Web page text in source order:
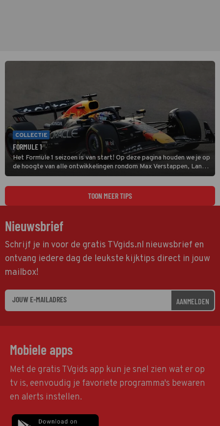
COLLECTIE
FORMULE 1
Het Formule 1 seizoen is van start! Op deze pagina houden we je op
de hoogte van alle ontwikkelingen rondom Max Verstappen, Lando
Norris en alle andere coureurs en GP's.
TOON MEER TIPS
Nieuwsbrief
Schrijf je in voor de gratis TVgids.nl nieuwsbrief en
ontvang iedere dag de leukste kijktips direct in jouw
mailbox!
AANMELDEN
Mobiele apps
Met de gratis TVgids app kun je snel zien wat er op
tv is, eenvoudig je favoriete programma's bewaren
en alerts instellen.